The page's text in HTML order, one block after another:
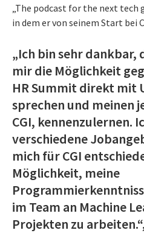
„The podcast for the next
in dem er von seinem Start bei
„Ich bin sehr dankbar,
mir die Möglichkeit
HR Summit direkt mit
sprechen und meinen
CGI, kennenzulernen.
verschiedene
mich für CGI
Möglichkeit, meine
im Team an Machine
Projekten zu